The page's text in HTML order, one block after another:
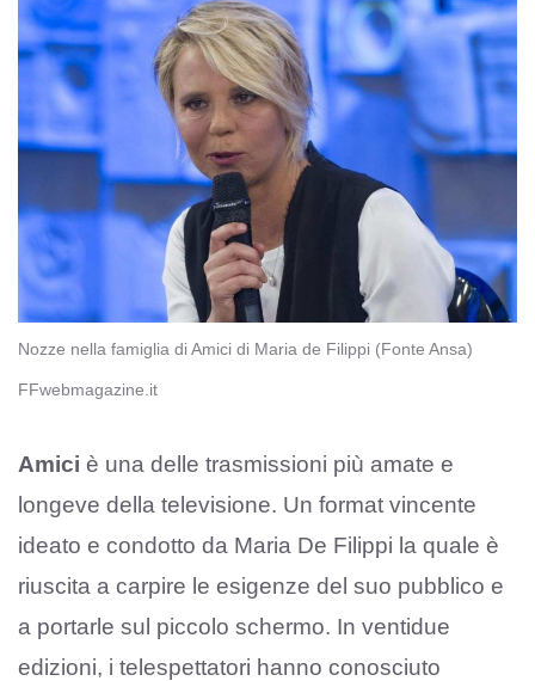
Nozze nella famiglia di Amici di Maria de Filippi (Fonte Ansa)
FFwebmagazine.it
Amici è una delle trasmissioni più amate e
longeve della televisione. Un format vincente
ideato e condotto da Maria De Filippi la quale è
riuscita a carpire le esigenze del suo pubblico e
a portarle sul piccolo schermo. In ventidue
edizioni, i telespettatori hanno conosciuto